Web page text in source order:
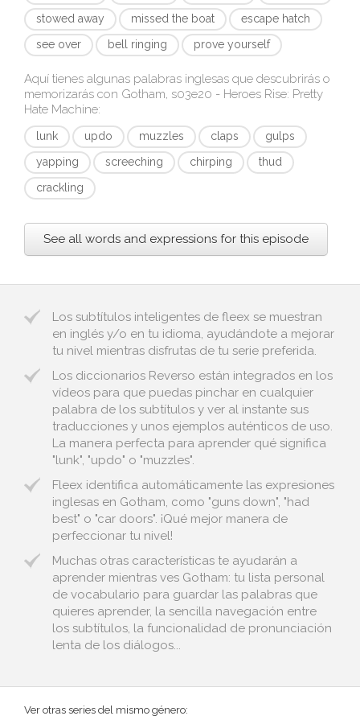
stowed away
missed the boat
escape hatch
see over
bell ringing prove yourself
Aquí tienes algunas palabras inglesas que descubrirás o
memorizarás con Gotham, s03e20 - Heroes Rise: Pretty
Hate Machine:
lunk updo muzzles claps
gulps
yapping
screeching chirping
thud
crackling
See all words and expressions for this episode
Los subtítulos inteligentes de fleex se muestran
en inglés y/o en tu idioma, ayudándote a mejorar
tu nivel mientras disfrutas de tu serie preferida.
Los diccionarios Reverso están integrados en los
vídeos para que puedas pinchar en cualquier
palabra de los subtítulos y ver al instante sus
traducciones y unos ejemplos auténticos de uso.
La manera perfecta para aprender qué significa
"lunk", "updo" o "muzzles".
Fleex identifica automáticamente las expresiones
inglesas en Gotham, como "guns down", "had
best" o "car doors". ¡Qué mejor manera de
perfeccionar tu nivel!
Muchas otras características te ayudarán a
aprender mientras ves Gotham: tu lista personal
de vocabulario para guardar las palabras que
quieres aprender, la sencilla navegación entre
los subtítulos, la funcionalidad de pronunciación
lenta de los diálogos...
Ver otras series del mismo género: